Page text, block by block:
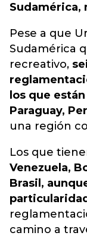
Sudamérica,
Pese a que
Sudamérica
recreativo,
los que
Paraguay,
una región
Los que
Venezuela,
Brasil,
particularidad
camino a